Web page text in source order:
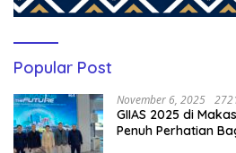
Popular Post
November 6, 2025
GIIAS 2025 di
Penuh Perhatian